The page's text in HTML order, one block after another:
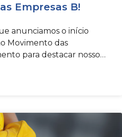
Empresas B!
anunciamos o início
Movimento das
para destacar nossos